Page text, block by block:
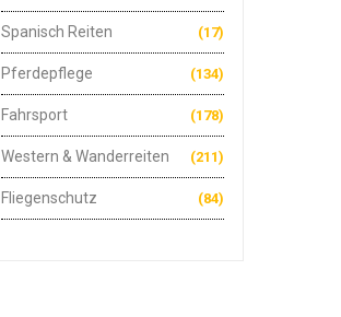
(17)
Spanisch Reiten
(134)
Pferdepflege
(178)
Fahrsport
(211)
Western & Wanderreiten
(84)
Fliegenschutz